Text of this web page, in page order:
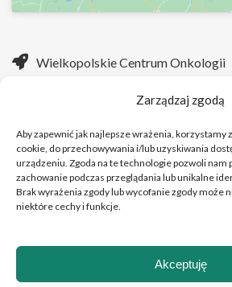
Zarządzaj zgodą
Aby zapewnić jak najlepsze wrażenia, korzystamy
cookie, do przechowywania i/lub uzyskiwania
urządzeniu. Zgoda na te technologie pozwoli nam
zachowanie podczas przeglądania lub unikalne
Brak wyrażenia zgody lub wycofanie zgody może
niektóre cechy i funkcje.
Akceptuję
Wielkopolskie Centrum Onkologii
Telefon: (+48 61) 885 05 00
Strona WWW:https://wco.pl